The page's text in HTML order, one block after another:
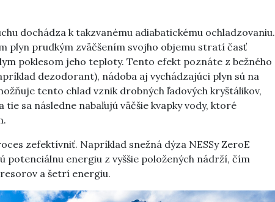
dochádza k takzvanému adiabatickému ochladzovaniu.
plyn prudkým zväčšením svojho objemu stratí časť
poklesom jeho teploty. Tento efekt poznáte z bežného
dezodorant), nádoba aj vychádzajúci plyn sú na
tento chlad vznik drobných ľadových kryštálikov,
sa následne nabaľujú väčšie kvapky vody, ktoré
zefektívniť. Napríklad snežná dýza NESSy ZeroE
potenciálnu energiu z vyššie položených nádrží, čím
a šetrí energiu.